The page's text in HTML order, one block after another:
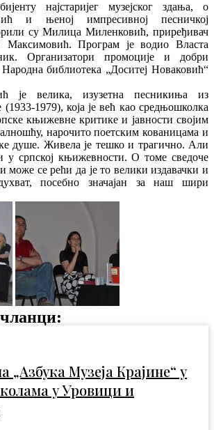
најстаријег музејског здања, о
и њеној импресивној песничкој
су Милица Миленковић, приређивач
Програм је водио Власта
Организатори промоције и добри
библиотека „Доситеј Новаковић“
је велика, изузетна песникиња из
(1933-1979), која је већ као средњошколка
књижевне критике и јавности својим
нарочито поетским кованицама и
душе. Живела је тешко и трагично. Али
у српској књижевности. О томе сведоче
може се рећи да је то велики издавачки и
посебно значајан за наш шири
„Азбука Музеја Крајине“ у
у Уровици и